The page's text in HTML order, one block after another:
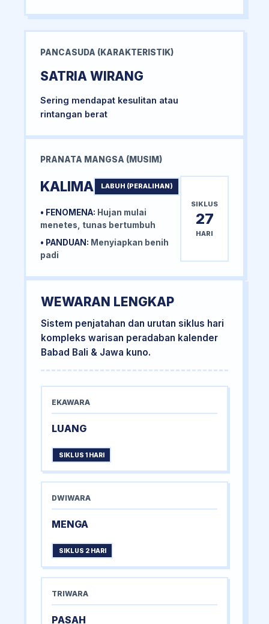
PANCASUDA (KARAKTERISTIK)
SATRIA WIRANG
Sering mendapat kesulitan atau
rintangan berat
PRANATA MANGSA (MUSIM)
KALIMA LABUH (PERALIHAN)
• FENOMENA: Hujan mulai
menetes, tunas bertumbuh
• PANDUAN: Menyiapkan benih
padi
SIKLUS
27
HARI
WEWARAN LENGKAP
Sistem penjatahan dan urutan siklus hari
kompleks warisan peradaban kalender
Babad Bali & Jawa kuno.
EKAWARA
LUANG
SIKLUS 1 HARI
DWIWARA
MENGA
SIKLUS 2 HARI
TRIWARA
PASAH